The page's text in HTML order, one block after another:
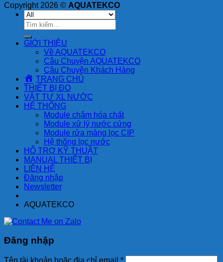
Copyright 2026 © AQUATEKCO
Tìm
kiếm:
GIỚI THIỆU
Về AQUATEKCO
Câu Chuyện AQUATEKCO
Câu Chuyện Khách Hàng
TRANG CHỦ
THIẾT BỊ ĐO
VẬT TƯ XL NƯỚC
HỆ THỐNG
Module châm hóa chất
Module xử lý nước cứng
Module rửa màng lọc CIP
Hệ thống lọc nước
HỖ TRỢ KỸ THUẬT
MANUAL THIẾT BỊ
LIÊN HỆ
Đăng nhập
Newsletter
AQUATEKCO
Đăng nhập
Tên tài khoản hoặc địa chỉ email *